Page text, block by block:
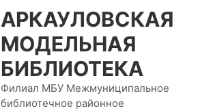
АРКАУЛОВСКАЯ
МОДЕЛЬНАЯ
БИБЛИОТЕКА
Филиал МБУ Межмуниципальное
библиотечное районное